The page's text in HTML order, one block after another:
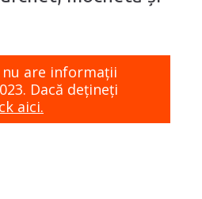
are informaţii
Dacă dețineți
aici.